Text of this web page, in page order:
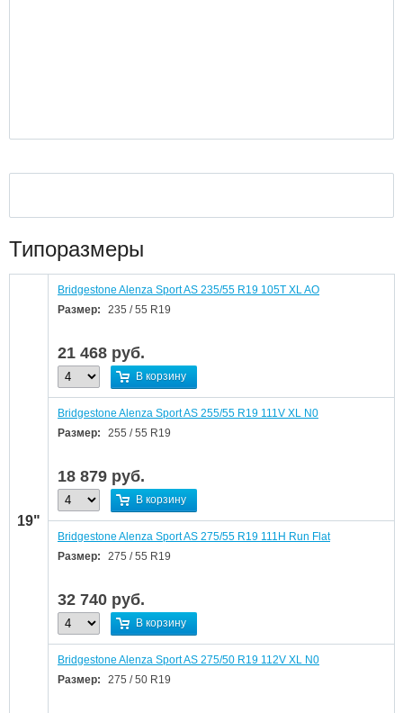
Типоразмеры
19"
Bridgestone Alenza Sport AS 235/55 R19 105T XL AO
Размер:
235 / 55 R19
21 468 руб.
В корзину
Bridgestone Alenza Sport AS 255/55 R19 111V XL N0
Размер:
255 / 55 R19
18 879 руб.
В корзину
Bridgestone Alenza Sport AS 275/55 R19 111H Run Flat
Размер:
275 / 55 R19
32 740 руб.
В корзину
Bridgestone Alenza Sport AS 275/50 R19 112V XL N0
Размер:
275 / 50 R19